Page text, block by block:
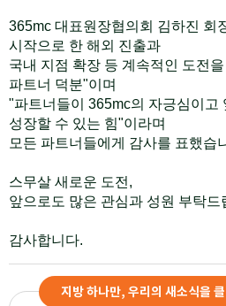
365mc 대표원장협의회 김하진 회
시작으로 한 해외 진출과
국내 지점 확장 등 계속적인 도전
파트너 덕분"이며
"파트너들이 365mc의 자긍심이고
성장할 수 있는 힘"이라며
모든 파트너들에게 감사를 표했습
스무살 새로운 도전,
앞으로도 많은 관심과 성원 부탁드
감사합니다.
지방 하나만, 우리의 새소식을